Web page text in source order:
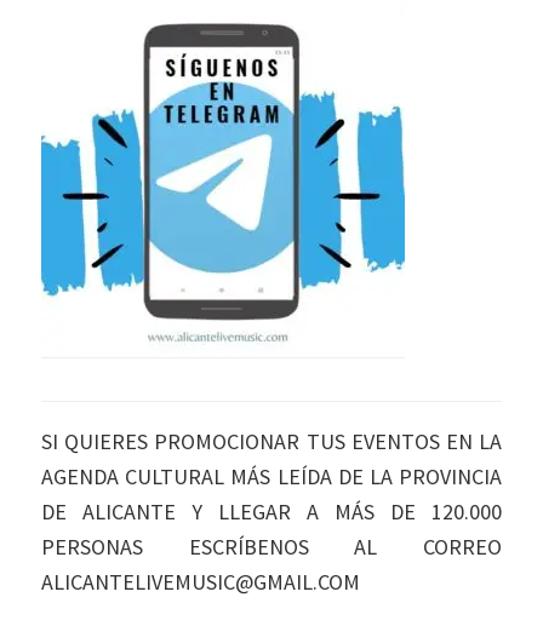
SI QUIERES PROMOCIONAR TUS EVENTOS EN LA
AGENDA CULTURAL MÁS LEÍDA DE LA PROVINCIA
DE ALICANTE Y LLEGAR A MÁS DE 120.000
PERSONAS ESCRÍBENOS AL CORREO
ALICANTELIVEMUSIC@GMAIL.COM